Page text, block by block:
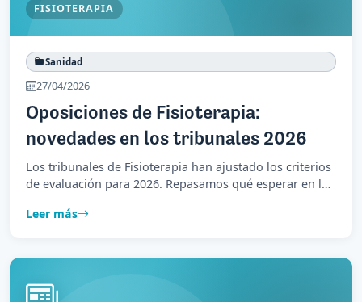
FISIOTERAPIA
Sanidad
27/04/2026
Oposiciones de Fisioterapia:
novedades en los tribunales 2026
Los tribunales de Fisioterapia han ajustado los criterios
de evaluación para 2026. Repasamos qué esperar en la
Leer más